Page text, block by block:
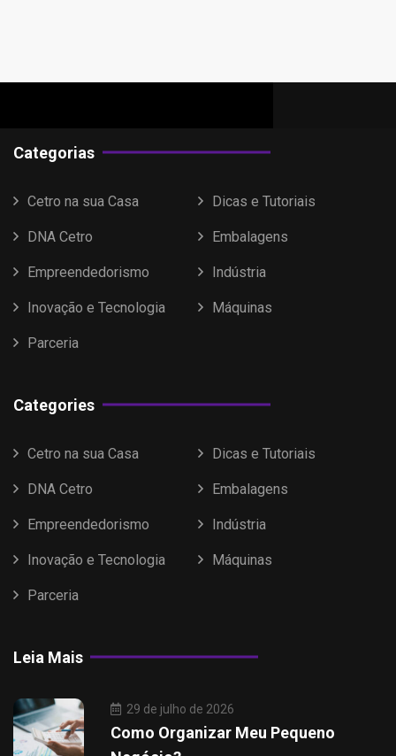
Categorias
Cetro na sua Casa Dicas e Tutoriais
DNA Cetro Embalagens
Empreendedorismo Indústria
Inovação e Tecnologia Máquinas
Parceria
Categories
Cetro na sua Casa Dicas e Tutoriais
DNA Cetro Embalagens
Empreendedorismo Indústria
Inovação e Tecnologia Máquinas
Parceria
Leia Mais
29 de julho de 2026
Como Organizar Meu Pequeno